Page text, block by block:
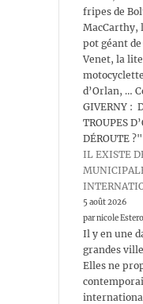
fripes de
MacCarthy,
pot géant
Venet, la
d’Orlan, …
GIVERNY :
TROUPES
DÉROUTE ?"
IL EXISTE
5 août 2026
par nicole
Il y en une
grandes
Elles ne